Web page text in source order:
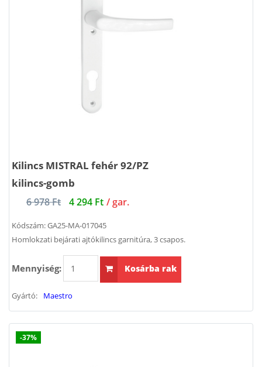
Kilincs MISTRAL fehér 92/PZ
kilincs-gomb
6 978 Ft 4 294 Ft / gar.
Kódszám:GA25-MA-017045
Homlokzati bejárati ajtókilincs garnitúra, 3 csapos.
Mennyiség: Kosárba rak
Gyártó: Maestro
-37%